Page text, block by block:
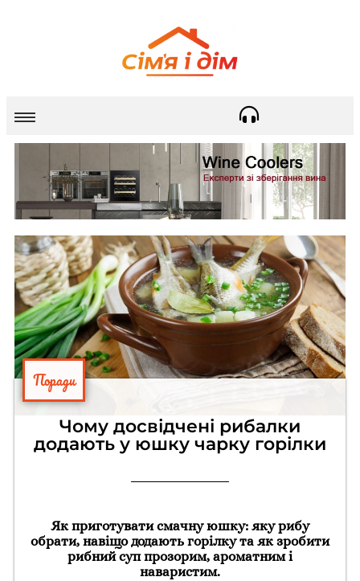
Поради
Чому досвідчені рибалки
додають у юшку чарку горілки
Як приготувати смачну юшку: яку рибу
обрати, навіщо додають горілку та як зробити
рибний суп прозорим, ароматним і
наваристим.